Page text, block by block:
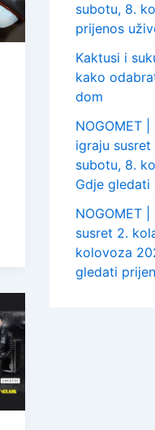
subotu, 8.
prijenos
Kaktusi i
kako
dom
NOGOMET
igraju
subotu, 8.
Gdje gledati
NOGOMET
susret 2.
kolovoza
gledati